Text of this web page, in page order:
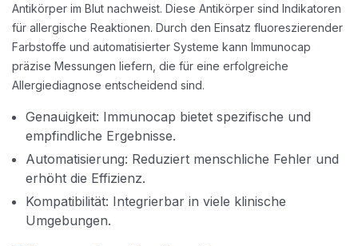
Antikörper im Blut nachweist. Diese Antikörper sind Indikatoren
für allergische Reaktionen. Durch den Einsatz fluoreszierender
Farbstoffe und automatisierter Systeme kann Immunocap
präzise Messungen liefern, die für eine erfolgreiche
Allergiediagnose entscheidend sind.
Genauigkeit: Immunocap bietet spezifische und
empfindliche Ergebnisse.
Automatisierung: Reduziert menschliche Fehler und
erhöht die Effizienz.
Kompatibilität: Integrierbar in viele klinische
Umgebungen.